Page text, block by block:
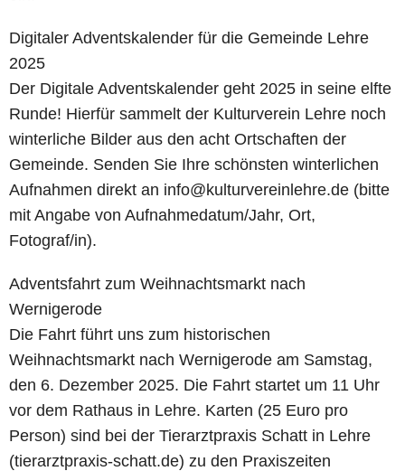
Digitaler Adventskalender für die Gemeinde Lehre
2025
Der Digitale Adventskalender geht 2025 in seine elfte
Runde! Hierfür sammelt der Kulturverein Lehre noch
winterliche Bilder aus den acht Ortschaften der
Gemeinde. Senden Sie Ihre schönsten winterlichen
Aufnahmen direkt an info@kulturvereinlehre.de (bitte
mit Angabe von Aufnahmedatum/Jahr, Ort,
Fotograf/in).
Adventsfahrt zum Weihnachtsmarkt nach
Wernigerode
Die Fahrt führt uns zum historischen
Weihnachtsmarkt nach Wernigerode am Samstag,
den 6. Dezember 2025. Die Fahrt startet um 11 Uhr
vor dem Rathaus in Lehre. Karten (25 Euro pro
Person) sind bei der Tierarztpraxis Schatt in Lehre
(tierarztpraxis-schatt.de) zu den Praxiszeiten